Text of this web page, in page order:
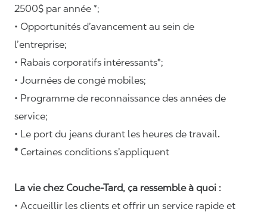
2500$ par année *;
• Opportunités d’avancement au sein de
l’entreprise;
• Rabais corporatifs intéressants*;
• Journées de congé mobiles;
• Programme de reconnaissance des années de
service;
• Le port du jeans durant les heures de travail.
* Certaines conditions s’appliquent
La vie chez Couche-Tard, ça ressemble à quoi :
• Accueillir les clients et offrir un service rapide et